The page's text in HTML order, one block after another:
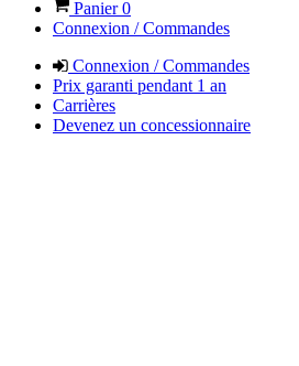
Panier0
Connexion / Commandes
Connexion / Commandes
Prix garanti pendant 1 an
Carrières
Devenez un concessionnaire